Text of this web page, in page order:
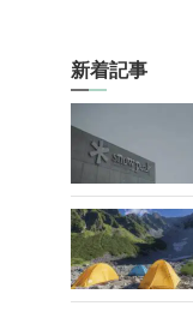
新着記事